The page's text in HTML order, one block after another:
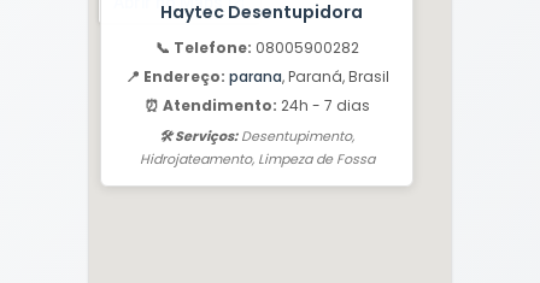
Haytec Desentupidora
📞 Telefone: 08005900282
📍 Endereço: parana, Paraná, Brasil
⏰ Atendimento: 24h - 7 dias
🛠️ Serviços:Desentupimento,
Hidrojateamento, Limpeza de Fossa